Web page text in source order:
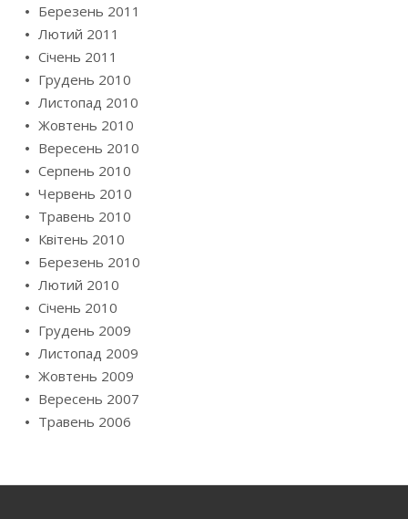
Березень 2011
Лютий 2011
Січень 2011
Грудень 2010
Листопад 2010
Жовтень 2010
Вересень 2010
Серпень 2010
Червень 2010
Травень 2010
Квітень 2010
Березень 2010
Лютий 2010
Січень 2010
Грудень 2009
Листопад 2009
Жовтень 2009
Вересень 2007
Травень 2006